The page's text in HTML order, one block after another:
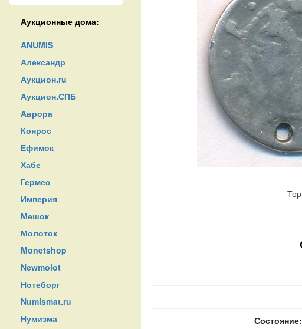
Аукционные дома:
ANUMIS
Александр
Аукцион.ru
Аукцион.СПБ
Аврора
Конрос
Ефимок
Хабе
Гермес
Империя
Мешок
Молоток
Monetshop
Newmolot
Нотеборг
Numismat.ru
Нумизма
Состояние: